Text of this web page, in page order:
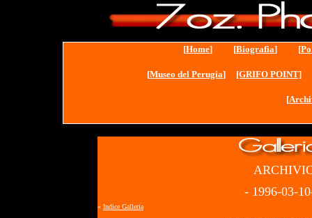
[Home] [Biografia] [
[Museo del Perugia] [GRIFO POINT]
[
- 1996-03-
« Indice Galleria